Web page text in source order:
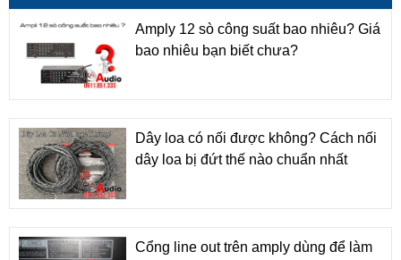
Amply 12 sò công suất bao nhiêu? Giá
bao nhiêu bạn biết chưa?
Dây loa có nối được không? Cách nối
dây loa bị đứt thế nào chuẩn nhất
Cổng line out trên amply dùng để làm